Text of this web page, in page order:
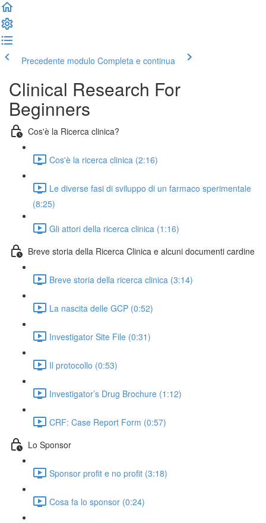
Precedente modulo Completa e continua
Clinical Research For
Beginners
Cos'è la Ricerca clinica?
Cos'è la ricerca clinica (2:16)
Le diverse fasi di sviluppo di un farmaco sperimentale
(8:25)
Gli attori della ricerca clinica (1:16)
Breve storia della Ricerca Clinica e alcuni documenti cardine
Breve storia della ricerca clinica (3:14)
La nascita delle GCP (0:52)
Investigator Site File (0:31)
Il protocollo (0:53)
Investigator’s Drug Brochure (1:12)
CRF: Case Report Form (0:57)
Lo Sponsor
Sponsor profit e no profit (3:18)
Cosa fa lo sponsor (0:24)